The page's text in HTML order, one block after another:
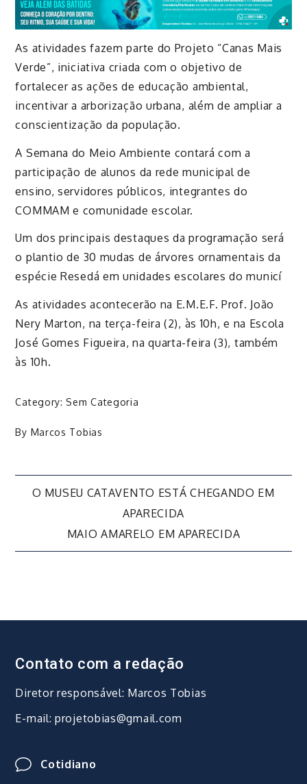
As atividades fazem parte do Projeto “Canas Mais
Verde”, iniciativa criada com o objetivo de
fortalecer as ações de educação ambiental,
incentivar a arborização urbana, além de ampliar a
conscientização da população.
A Semana do Meio Ambiente contará com a
participação de alunos da rede municipal de
ensino, servidores públicos, integrantes do
COMMAM e comunidade escolar.
Um dos principais destaques da programação será
o plantio de 30 mudas de árvores ornamentais da
espécie Resedá em unidades escolares do municí
As atividades acontecerão na E.M.E.F. Prof. João
Nery Marton, na terça-feira (2), às 10h, e na Escola
José Gomes Figueira, na quarta-feira (3), também
às 10h.
Category: Sem Categoria
By Marcos Tobias
Navegação
O MUSEU CATAVENTO ESTÁ CHEGANDO EM
APARECIDA
MAIO AMARELO EM APARECIDA
Contato com a redação
Diretor responsável: Marcos Tobias
E-mail: projetobias@gmail.com
Cotidiano